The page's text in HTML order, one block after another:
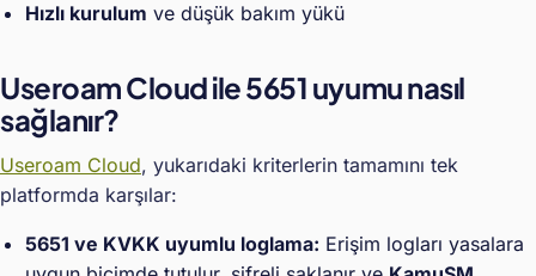
Hızlı kurulum ve düşük bakım yükü
Useroam Cloud ile 5651 uyumu nasıl
sağlanır?
Useroam Cloud, yukarıdaki kriterlerin tamamını tek
platformda karşılar:
5651 ve KVKK uyumlu loglama: Erişim logları yasalara